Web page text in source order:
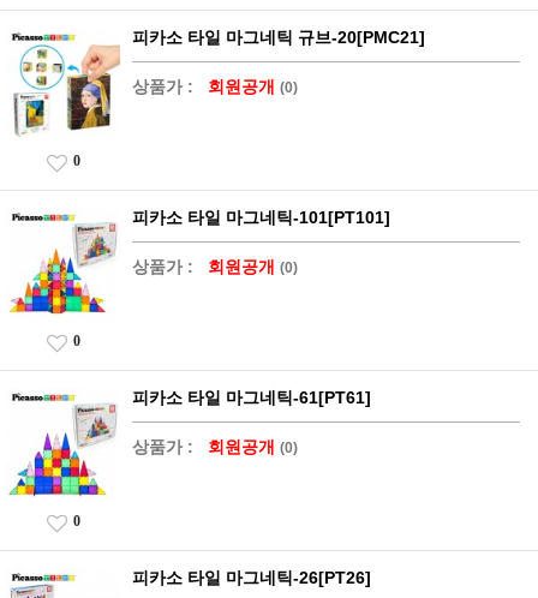
피카소 타일 마그네틱 규브-20[PMC21]
상품가 : 회원공개 (0)
0
피카소 타일 마그네틱-101[PT101]
상품가 : 회원공개 (0)
0
피카소 타일 마그네틱-61[PT61]
상품가 : 회원공개 (0)
0
피카소 타일 마그네틱-26[PT26]